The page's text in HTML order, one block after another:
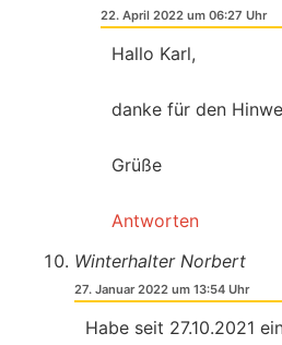
22. April 2022 um 06:27 Uhr
Hallo Karl,
danke für den
Grüße
Antworten
Winterhalter Norbert
27. Januar 2022 um 13:54 Uhr
Habe seit 27.10.2021